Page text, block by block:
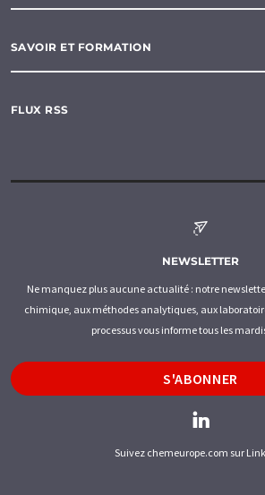
SAVOIR ET FORMATION
FLUX RSS
NEWSLETTER
Ne manquez plus aucune actualité : notre
chimique, aux méthodes analytiques, aux
processus vous informe tous les
S'ABONNER
Suivez chemeurope.com sur